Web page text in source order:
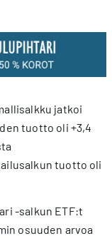
jatkoi
tuotto oli +3,4
tuotto oli
-salkun ETF:t
osuuden arvoa